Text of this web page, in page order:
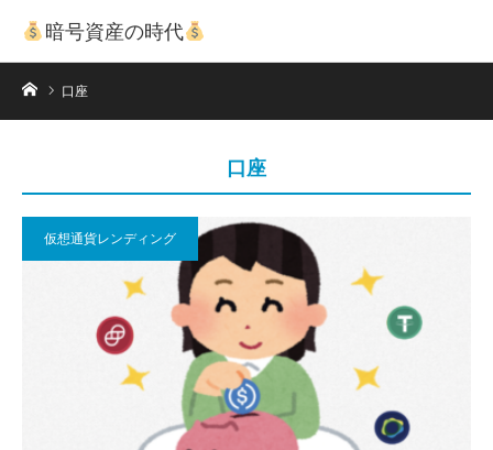
暗号資産の時代
ホーム口座
口座
仮想通貨レンディング